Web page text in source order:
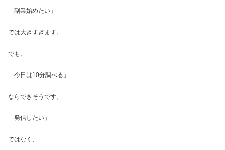
「副業始めたい」
では大きすぎます。
でも、
「今日は10分調べる」
ならできそうです。
「発信したい」
ではなく、